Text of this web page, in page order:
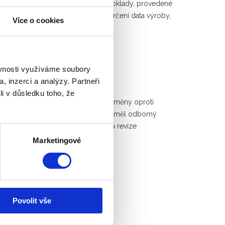
Více o cookies
využíváme soubory
inzerci a analýzy. Partneři
v důsledku toho, že
Marketingové
Povolit vše
EN 61439-1 ed.2, musí mít doklady, provedené
identifikační číslo, prostředky určení data výroby,
jejich používání, posouzení změny oproti
a elektrických zařízení měl odborný
elektrických zařízení. Pravidelná revize